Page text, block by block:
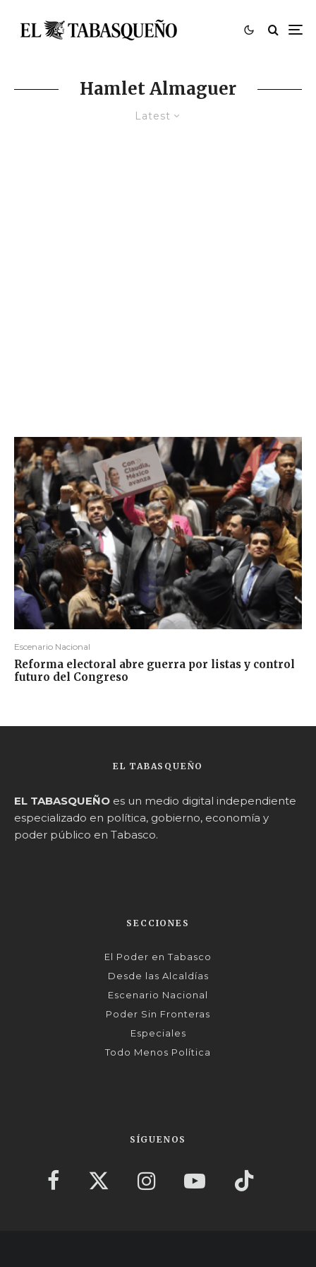
Hamlet Almaguer
Latest
Escenario Nacional
Reforma electoral abre guerra por listas y control
futuro del Congreso
EL TABASQUEÑO
EL TABASQUEÑO es un medio digital independiente
especializado en política, gobierno, economía y
poder público en Tabasco.
SECCIONES
El Poder en Tabasco
Desde las Alcaldías
Escenario Nacional
Poder Sin Fronteras
Especiales
Todo Menos Política
SÍGUENOS